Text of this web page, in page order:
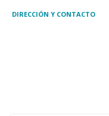
DIRECCIÓN Y CONTACTO